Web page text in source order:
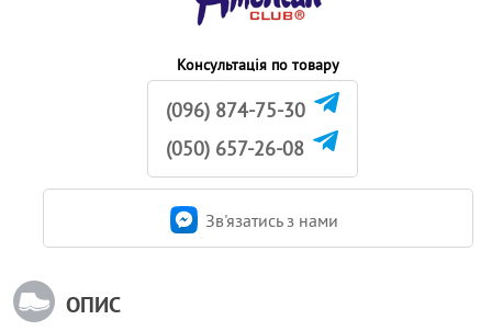
Консультація по товару
(096) 874-75-30
(050) 657-26-08
Зв'язатись з нами
ОПИС